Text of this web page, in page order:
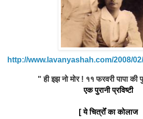
http://www.lavanyashah.com/2008/
" ही इझ नो मोर ! ११ फरवरी पापा की
एक पुरानी प्रविष्टी
[ ये चित्रोँ का कोलाज